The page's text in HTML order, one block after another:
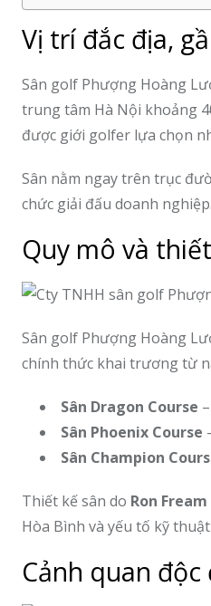
Vị trí đắc địa,
Sân golf Phượng Hoàng
trung tâm Hà Nội khoảng
được giới golfer lựa chọn
Sân nằm ngay trên trục
chức giải đấu doanh nghiệp.
Quy mô và
Sân golf Phượng Hoàng
chính thức khai trương từ
Sân Dragon Course
Sân Phoenix Course
Sân Champion
Thiết kế sân do Ron
Hòa Bình và yếu tố kỹ
Cảnh quan độc